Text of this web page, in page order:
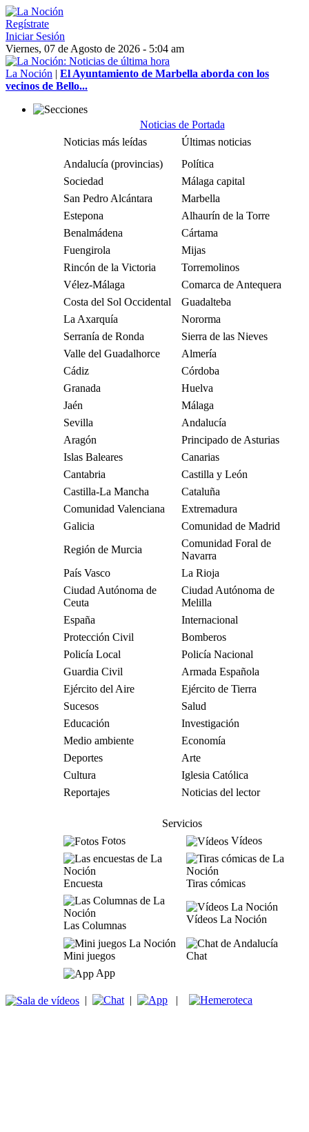
Regístrate
Iniciar Sesión
Viernes, 07 de Agosto de 2026 - 5:04 am
La Noción | El Ayuntamiento de Marbella aborda con los
vecinos de Bello...
Noticias de Portada
Noticias más leídas
Últimas noticias
Andalucía (provincias)
Política
Sociedad
Málaga capital
San Pedro Alcántara
Marbella
Estepona
Alhaurín de la Torre
Benalmádena
Cártama
Fuengirola
Mijas
Rincón de la Victoria
Torremolinos
Vélez-Málaga
Comarca de Antequera
Costa del Sol Occidental
Guadalteba
La Axarquía
Nororma
Serranía de Ronda
Sierra de las Nieves
Valle del Guadalhorce
Almería
Cádiz
Córdoba
Granada
Huelva
Jaén
Málaga
Sevilla
Andalucía
Aragón
Principado de Asturias
Islas Baleares
Canarias
Cantabria
Castilla y León
Castilla-La Mancha
Cataluña
Comunidad Valenciana
Extremadura
Galicia
Comunidad de Madrid
Región de Murcia
Comunidad Foral de
Navarra
País Vasco
La Rioja
Ciudad Autónoma de
Ceuta
Ciudad Autónoma de
Melilla
España
Internacional
Protección Civil
Bomberos
Policía Local
Policía Nacional
Guardia Civil
Armada Española
Ejército del Aire
Ejército de Tierra
Sucesos
Salud
Educación
Investigación
Medio ambiente
Economía
Deportes
Arte
Cultura
Iglesia Católica
Reportajes
Noticias del lector
Servicios
Fotos
Vídeos
Encuesta Tiras cómicas
Las Columnas
Vídeos La Noción
Mini juegos
Chat
App
| | |